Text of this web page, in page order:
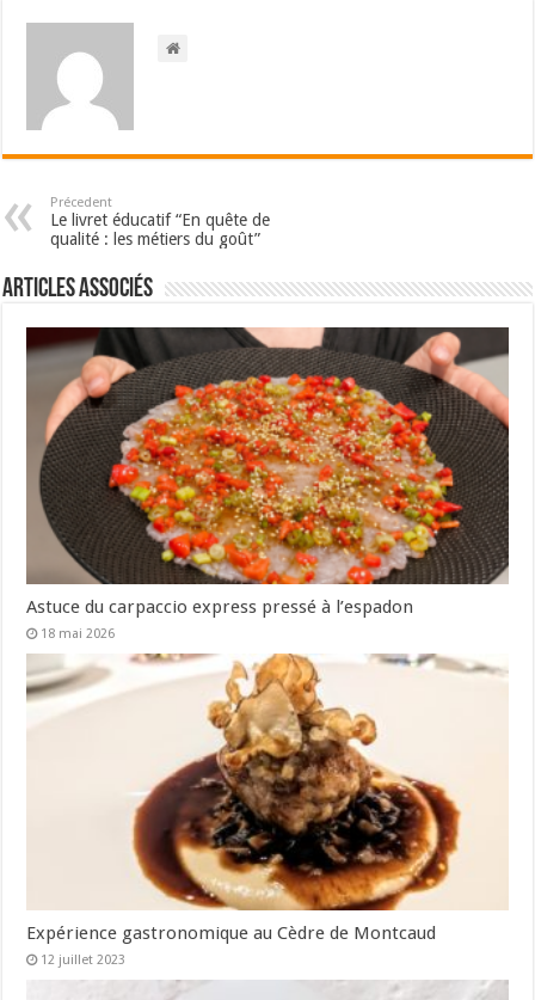
Précedent
Le livret éducatif “En quête de
qualité : les métiers du goût”
Articles associés
Astuce du carpaccio express pressé à l’espadon
18 mai 2026
Expérience gastronomique au Cèdre de Montcaud
12 juillet 2023